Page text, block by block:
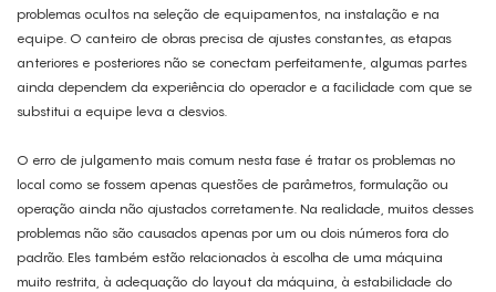
problemas ocultos na seleção de equipamentos, na instalação e na
equipe. O canteiro de obras precisa de ajustes constantes, as etapas
anteriores e posteriores não se conectam perfeitamente, algumas partes
ainda dependem da experiência do operador e a facilidade com que se
substitui a equipe leva a desvios.
O erro de julgamento mais comum nesta fase é tratar os problemas no
local como se fossem apenas questões de parâmetros, formulação ou
operação ainda não ajustados corretamente. Na realidade, muitos desses
problemas não são causados ​​apenas por um ou dois números fora do
padrão. Eles também estão relacionados à escolha de uma máquina
muito restrita, à adequação do layout da máquina, à estabilidade do